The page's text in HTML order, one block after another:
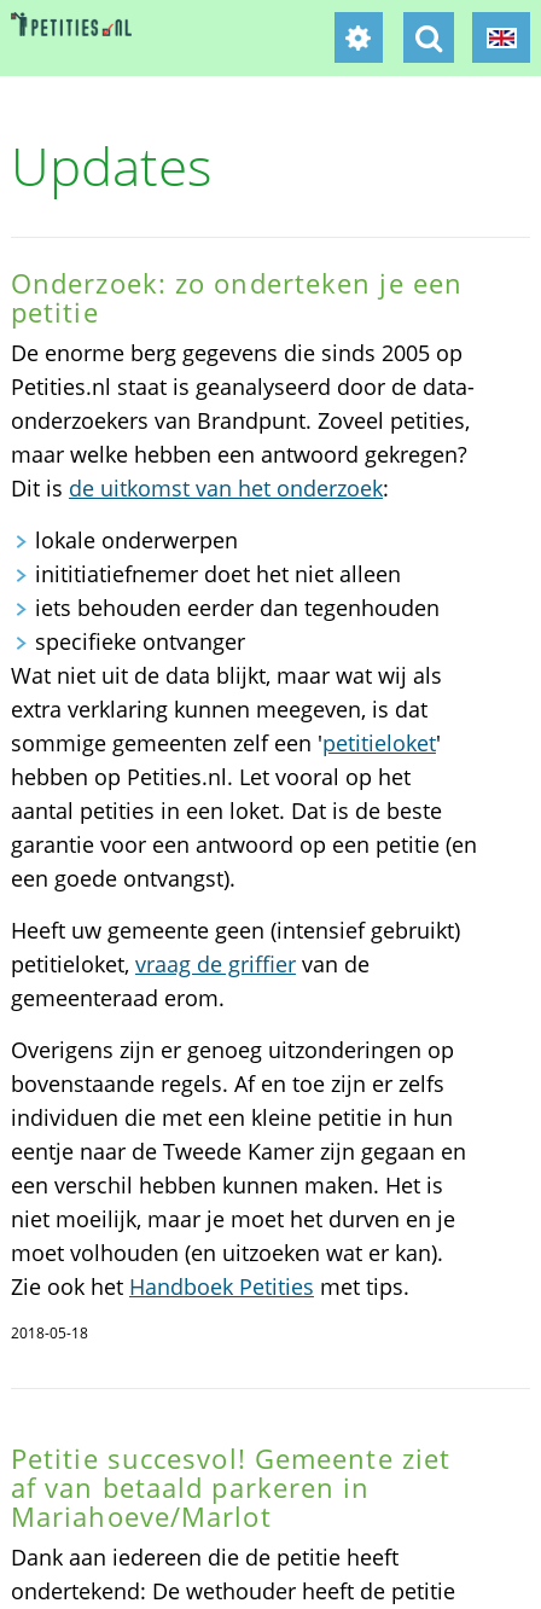
Updates
Onderzoek: zo onderteken je een
petitie
De enorme berg gegevens die sinds 2005 op
Petities.nl staat is geanalyseerd door de data-
onderzoekers van Brandpunt. Zoveel petities,
maar welke hebben een antwoord gekregen?
Dit is de uitkomst van het onderzoek:
lokale onderwerpen
inititiatiefnemer doet het niet alleen
iets behouden eerder dan tegenhouden
specifieke ontvanger
Wat niet uit de data blijkt, maar wat wij als
extra verklaring kunnen meegeven, is dat
sommige gemeenten zelf een 'petitieloket'
hebben op Petities.nl. Let vooral op het
aantal petities in een loket. Dat is de beste
garantie voor een antwoord op een petitie (en
een goede ontvangst).
Heeft uw gemeente geen (intensief gebruikt)
petitieloket, vraag de griffiervan de
gemeenteraad erom.
Overigens zijn er genoeg uitzonderingen op
bovenstaande regels. Af en toe zijn er zelfs
individuen die met een kleine petitie in hun
eentje naar de Tweede Kamer zijn gegaan en
een verschil hebben kunnen maken. Het is
niet moeilijk, maar je moet het durven en je
moet volhouden (en uitzoeken wat er kan).
Zie ook het Handboek Petities met tips.
2018-05-18
Petitie succesvol! Gemeente ziet
af van betaald parkeren in
Mariahoeve/Marlot
Dank aan iedereen die de petitie heeft
ondertekend: De wethouder heeft de petitie